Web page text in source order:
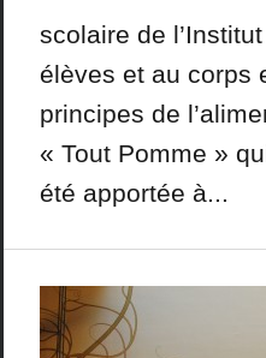
scolaire de
élèves et au corps
principes de
« Tout Pomme »
été apportée à...